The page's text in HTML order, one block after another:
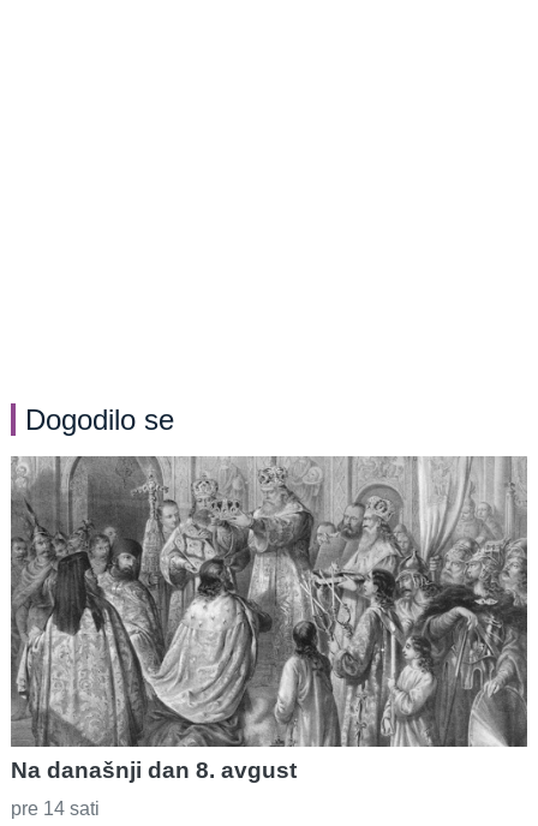
Dogodilo se
Na današnji dan 8. avgust
pre 14 sati